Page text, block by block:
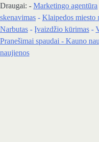
Draugai: - Marketingo agentūra
skenavimas - Klaipedos miesto
Narbutas - Įvaizdžio kūrimas -
Pranešimai spaudai - Kauno
naujienos